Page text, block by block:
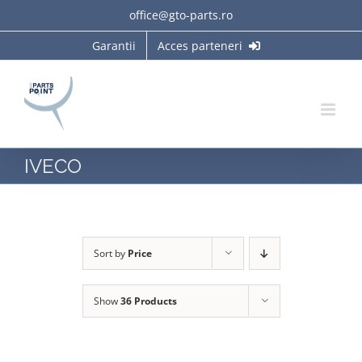
to
office@gto-parts.ro
Garantii
Acces parteneri
IVECO
Sort by Price
Show36 Products